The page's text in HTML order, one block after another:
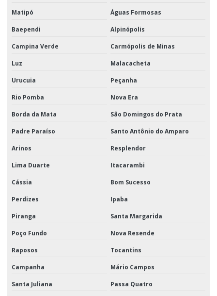
Matipó Águas Formosas
Baependi Alpinópolis
Campina Verde Carmópolis de Minas
Luz Malacacheta
Urucuia Peçanha
Rio Pomba Nova Era
Borda da Mata São Domingos do Prata
Padre Paraíso Santo Antônio do Amparo
Arinos Resplendor
Lima Duarte Itacarambi
Cássia Bom Sucesso
Perdizes Ipaba
Piranga Santa Margarida
Poço Fundo Nova Resende
Raposos Tocantins
Campanha Mário Campos
Santa Juliana Passa Quatro